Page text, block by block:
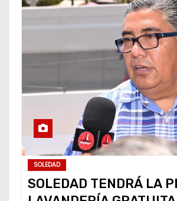
SOLEDAD
SOLEDAD TENDRÁ LA